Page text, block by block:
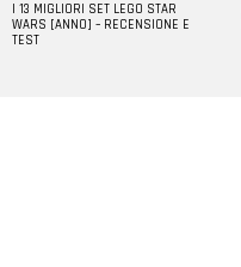
I 13 MIGLIORI SET LEGO STAR
WARS [ANNO] – RECENSIONE E
TEST